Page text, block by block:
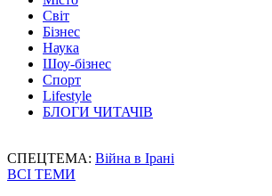
Світ
Бізнес
Наука
Шоу-бізнес
Спорт
Lifestyle
БЛОГИ ЧИТАЧІВ
СПЕЦТЕМА: Війна в Ірані
ВСІ ТЕМИ